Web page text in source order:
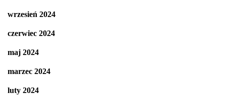
wrzesień 2024
czerwiec 2024
maj 2024
marzec 2024
luty 2024